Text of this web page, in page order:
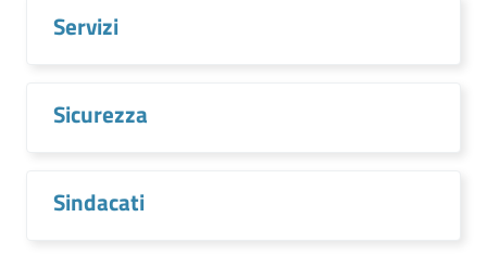
Servizi
Sicurezza
Sindacati